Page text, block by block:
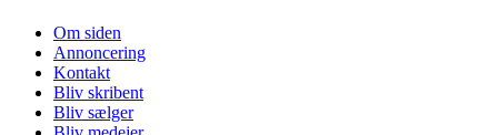
Om siden
Annoncering
Kontakt
Bliv skribent
Bliv sælger